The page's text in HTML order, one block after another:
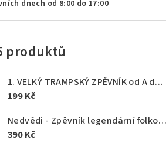
dnech od 8:00 do 17:00
produktů
1. VELKÝ TRAMPSKÝ ZPĚVNÍK od A do Z - texty akordy
199 Kč
Nedvědi - Zpěvník legendární folkové rodiny - 1.díl
390 Kč